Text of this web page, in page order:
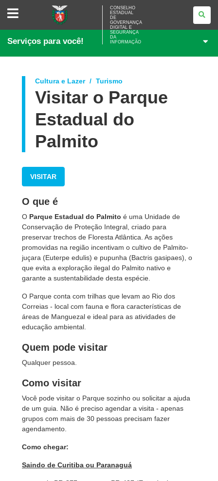
CONSELHO
ESTADUAL
GOVERNANÇA
E
DA
CONSELHO
ESTADUAL
DE
GOVERNANÇA
DIGITAL E
SEGURANÇA
DA
INFORMAÇÃO
Serviços para você!
Cultura e Lazer Turismo
Visitar o Parque
Estadual do
Palmito
VISITAR
O que é
O Parque Estadual do Palmito é uma Unidade de
Conservação de Proteção Integral, criado para
preservar trechos de Floresta Atlântica. As ações
promovidas na região incentivam o cultivo de Palmito-
juçara (Euterpe edulis) e pupunha (Bactris gasipaes), o
que evita a exploração ilegal do Palmito nativo e
garante a sustentabilidade desta espécie.
O Parque conta com trilhas que levam ao Rio dos
Correias - local com fauna e flora características de
áreas de Manguezal e ideal para as atividades de
educação ambiental.
Quem pode visitar
Qualquer pessoa.
Como visitar
Você pode visitar o Parque sozinho ou solicitar a ajuda
de um guia. Não é preciso agendar a visita - apenas
grupos com mais de 30 pessoas precisam fazer
agendamento.
Como chegar:
Saindo de Curitiba ou Paranaguá